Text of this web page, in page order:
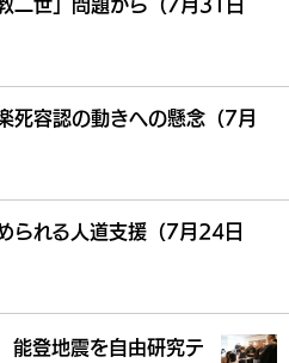
二世」問題から（7月31日
死容認の動きへの懸念（7月
られる人道支援（7月24日
能登地震を自由研究テ